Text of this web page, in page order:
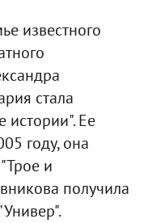
известного
стала
истории". Ее
году, она
и
получила